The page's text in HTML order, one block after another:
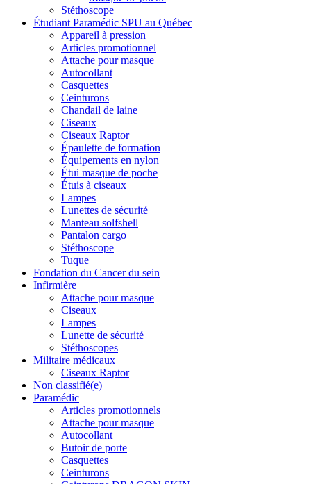
Stéthoscope
Étudiant Paramédic SPU au Québec
Appareil à pression
Articles promotionnel
Attache pour masque
Autocollant
Casquettes
Ceinturons
Chandail de laine
Ciseaux
Ciseaux Raptor
Épaulette de formation
Équipements en nylon
Étui masque de poche
Étuis à ciseaux
Lampes
Lunettes de sécurité
Manteau solfshell
Pantalon cargo
Stéthoscope
Tuque
Fondation du Cancer du sein
Infirmière
Attache pour masque
Ciseaux
Lampes
Lunette de sécurité
Stéthoscopes
Militaire médicaux
Ciseaux Raptor
Non classifié(e)
Paramédic
Articles promotionnels
Attache pour masque
Autocollant
Butoir de porte
Casquettes
Ceinturons